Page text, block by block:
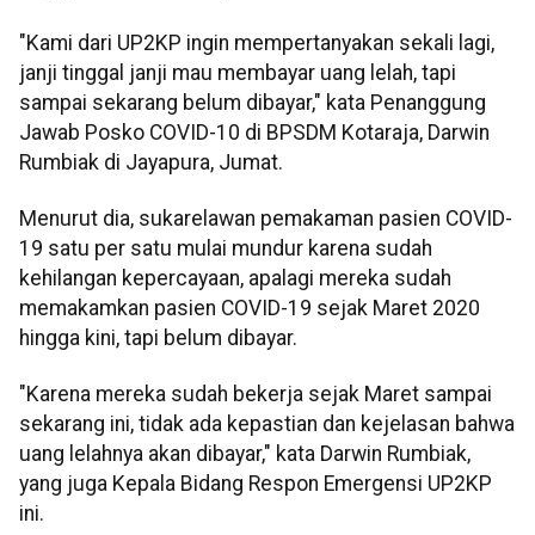
"Kami dari UP2KP ingin mempertanyakan sekali lagi,
janji tinggal janji mau membayar uang lelah, tapi
sampai sekarang belum dibayar," kata Penanggung
Jawab Posko COVID-10 di BPSDM Kotaraja, Darwin
Rumbiak di Jayapura, Jumat.
Menurut dia, sukarelawan pemakaman pasien COVID-
19 satu per satu mulai mundur karena sudah
kehilangan kepercayaan, apalagi mereka sudah
memakamkan pasien COVID-19 sejak Maret 2020
hingga kini, tapi belum dibayar.
"Karena mereka sudah bekerja sejak Maret sampai
sekarang ini, tidak ada kepastian dan kejelasan bahwa
uang lelahnya akan dibayar," kata Darwin Rumbiak,
yang juga Kepala Bidang Respon Emergensi UP2KP
ini.